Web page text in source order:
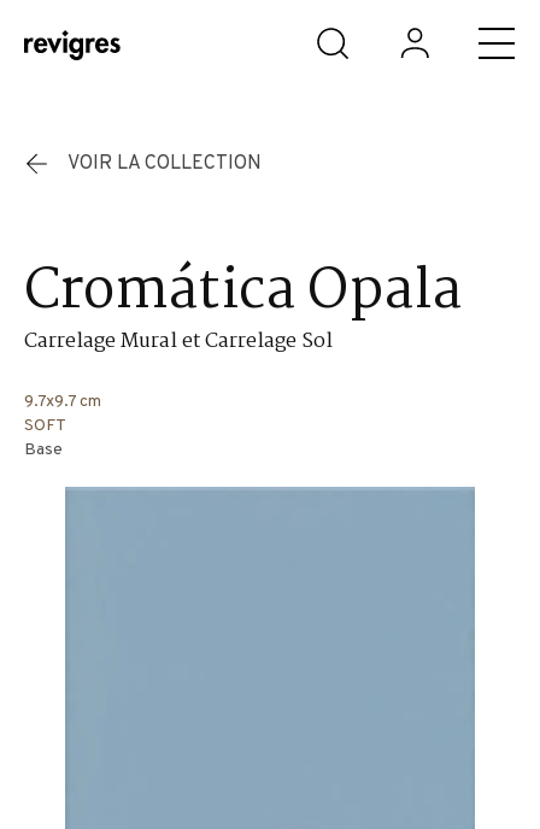
Aller au contenu principal
VOIR LA COLLECTION
Cromática Opala
Carrelage Mural et Carrelage Sol
9.7x9.7 cm
SOFT
Base